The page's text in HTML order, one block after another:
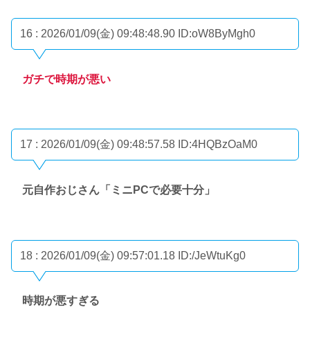
16 : 2026/01/09(金) 09:48:48.90 ID:oW8ByMgh0
ガチで時期が悪い
17 : 2026/01/09(金) 09:48:57.58 ID:4HQBzOaM0
元自作おじさん「ミニPCで必要十分」
18 : 2026/01/09(金) 09:57:01.18 ID:/JeWtuKg0
時期が悪すぎる